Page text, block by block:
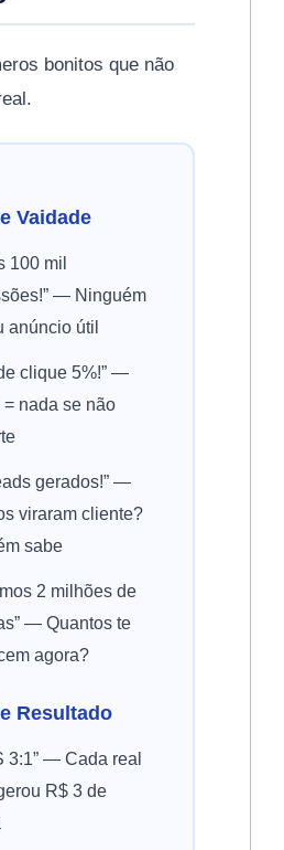
bonitos que não
Vaidade
100 mil
— Ninguém
anúncio útil
clique 5%!” —
nada se não
gerados!” —
viraram cliente?
sabe
2 milhões de
— Quantos te
agora?
Resultado
3:1” — Cada real
R$ 3 de